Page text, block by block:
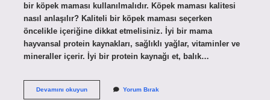
bir köpek maması kullanılmalıdır. Köpek maması kalitesi
nasıl anlaşılır? Kaliteli bir köpek maması seçerken
öncelikle içeriğine dikkat etmelisiniz. İyi bir mama
hayvansal protein kaynakları, sağlıklı yağlar, vitaminler ve
mineraller içerir. İyi bir protein kaynağı et, balık…
Devamını okuyunKöpekler
Yorum Bırak